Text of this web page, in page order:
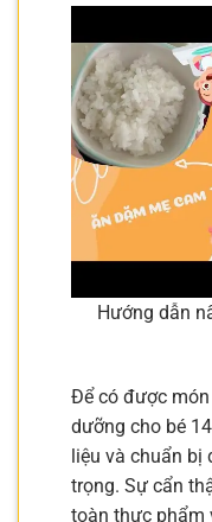
Hướng dẫn
Để có được
dưỡng cho bé
liệu và chuẩn bị
trọng. Sự cẩn
toàn thực phẩm